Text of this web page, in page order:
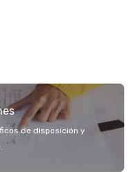
de disposición y